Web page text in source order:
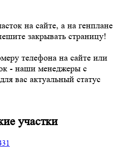
на сайте, а на генплане
закрывать страницу!
телефона на сайте или
- наши менеджеры с
вас актуальный статус
участки